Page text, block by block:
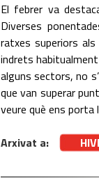
El febrer va
Diverses
ratxes superiors
indrets
alguns sectors, no
que van superar
veure què ens porta
Arxivat a: